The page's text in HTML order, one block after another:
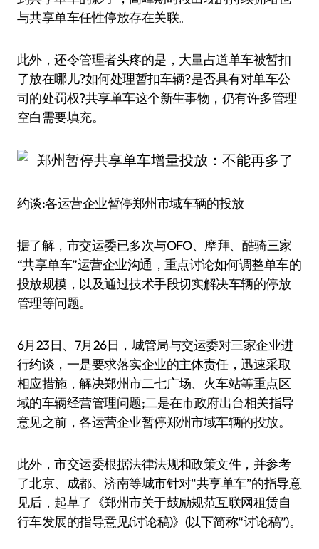
与共享单车任性停放存在关联。
此外，还令管理者头疼的是，大量占道单车被暂扣
了放在哪儿?如何处理暂扣车辆?是否具有对单车公
司的处罚权?共享单车这个新生事物，仍有许多管理
空白需要填充。
约谈:各运营企业暂停郑州市域车辆的投放
据了解，市交运委已多次与OFO、摩拜、酷骑三家
“共享单车”运营企业沟通，重点讨论如何调整单车的
投放规模，以及通过技术手段切实解决车辆的停放
管理等问题。
6月23日、7月26日，城管局与交运委对三家企业进
行约谈，一是要求落实企业的主体责任，迅速采取
相应措施，解决郑州市二七广场、火车站等重点区
域的车辆经营管理问题;二是在市政府出台相关指导
意见之前，各运营企业暂停郑州市域车辆的投放。
此外，市交运委根据法律法规和政策文件，并参考
了北京、成都、济南等城市针对“共享单车”的指导意
见后，起草了《郑州市关于鼓励规范互联网租赁自
行车发展的指导意见(讨论稿)》(以下简称“讨论稿”)。